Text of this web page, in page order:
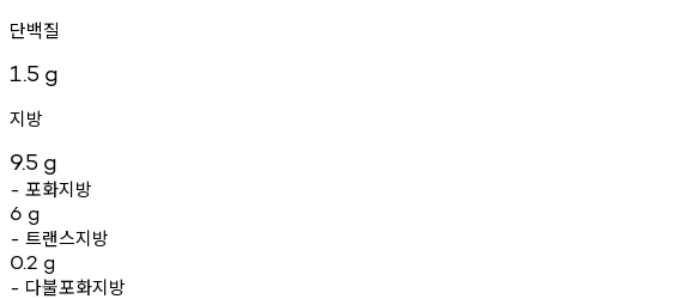
단백질
1.5 g
지방
9.5 g
- 포화지방
6 g
- 트랜스지방
0.2 g
- 다불포화지방